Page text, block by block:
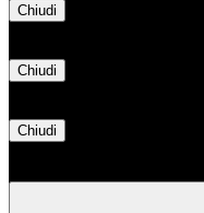
Chiudi
Chiudi
Chiudi